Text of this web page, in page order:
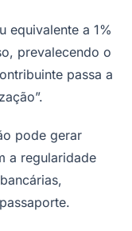
equivalente a 1%
prevalecendo o
passa a
pode gerar
a regularidade